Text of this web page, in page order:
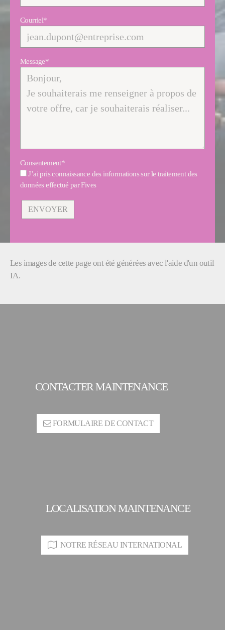
Courriel*
Message*
Consentement*
J’ai pris connaissance des informations sur le traitement des
données effectué par Fives
Les images de cette page ont été générées avec l'aide d'un outil
IA.
CONTACTER MAINTENANCE
FORMULAIRE DE CONTACT
LOCALISATION MAINTENANCE
NOTRE RÉSEAU INTERNATIONAL